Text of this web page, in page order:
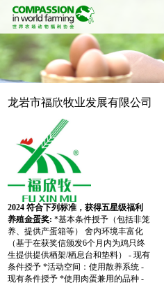
龙岩市福欣牧业发展有限公司
2024 符合下列标准，获得五星级福利
养殖金蛋奖: *基本条件授予（包括非笼
养、提供产蛋箱等） 舍内环境丰富化
（基于在获奖信颁发6个月内为鸡只终
生提供提供栖架/栖息台和垫料） - 现有
条件授予 *活动空间：使用散养系统 -
现有条件授予 *使用肉蛋兼用的品种 -